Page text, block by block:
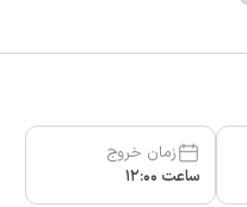
زمان خروج
ساعت 12:00